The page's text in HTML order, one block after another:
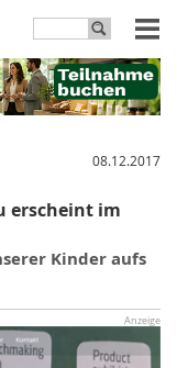
08.12.2017
erscheint im
Kinder aufs
Anzeige